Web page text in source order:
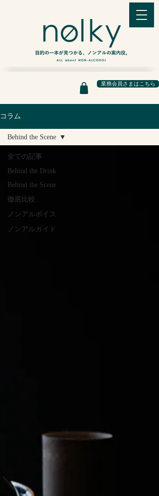
業務会員さまはこちら
コラム
全ての記事
Behind the Drink
Behind the Scene
徹底比較
ノンアルボイス
ノンアルガイド
Behind the Scene